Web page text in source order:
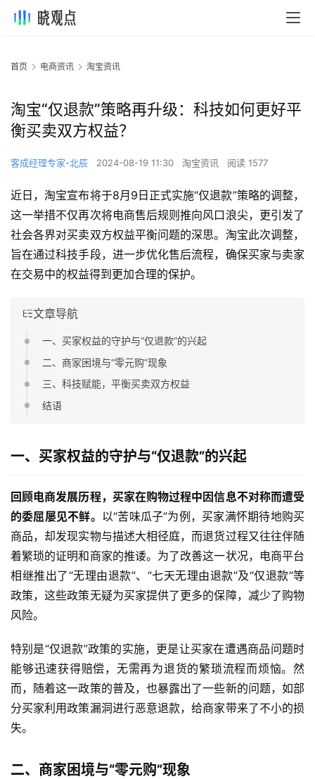
首页 电商资讯 淘宝资讯
淘宝“仅退款”策略再升级：科技如何更好平
衡买卖双方权益？
客成经理专家-北辰 2024-08-19 11:30 淘宝资讯 阅读 1577
近日，淘宝宣布将于8月9日正式实施“仅退款”策略的调整，
这一举措不仅再次将电商售后规则推向风口浪尖，更引发了
社会各界对买卖双方权益平衡问题的深思。淘宝此次调整，
旨在通过科技手段，进一步优化售后流程，确保买家与卖家
在交易中的权益得到更加合理的保护。
文章导航
一、买家权益的守护与“仅退款”的兴起
二、商家困境与“零元购”现象
三、科技赋能，平衡买卖双方权益
结语
一、买家权益的守护与“仅退款”的兴起
回顾电商发展历程，买家在购物过程中因信息不对称而遭受
的委屈屡见不鲜。 以“苦味瓜子”为例，买家满怀期待地购买
商品，却发现实物与描述大相径庭，而退货过程又往往伴随
着繁琐的证明和商家的推诿。为了改善这一状况，电商平台
相继推出了“无理由退款”、“七天无理由退款”及“仅退款”等
政策，这些政策无疑为买家提供了更多的保障，减少了购物
风险。
特别是“仅退款”政策的实施，更是让买家在遭遇商品问题时
能够迅速获得赔偿，无需再为退货的繁琐流程而烦恼。然
而，随着这一政策的普及，也暴露出了一些新的问题，如部
分买家利用政策漏洞进行恶意退款，给商家带来了不小的损
失。
二、商家困境与“零元购”现象